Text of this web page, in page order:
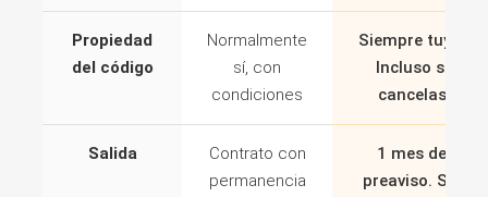
Propiedad
del código
Normalmente
sí, con
condiciones
Siempre tuyo.
Incluso si
cancelas
Salida
Contrato con
permanencia
1 mes de
preaviso. Sin